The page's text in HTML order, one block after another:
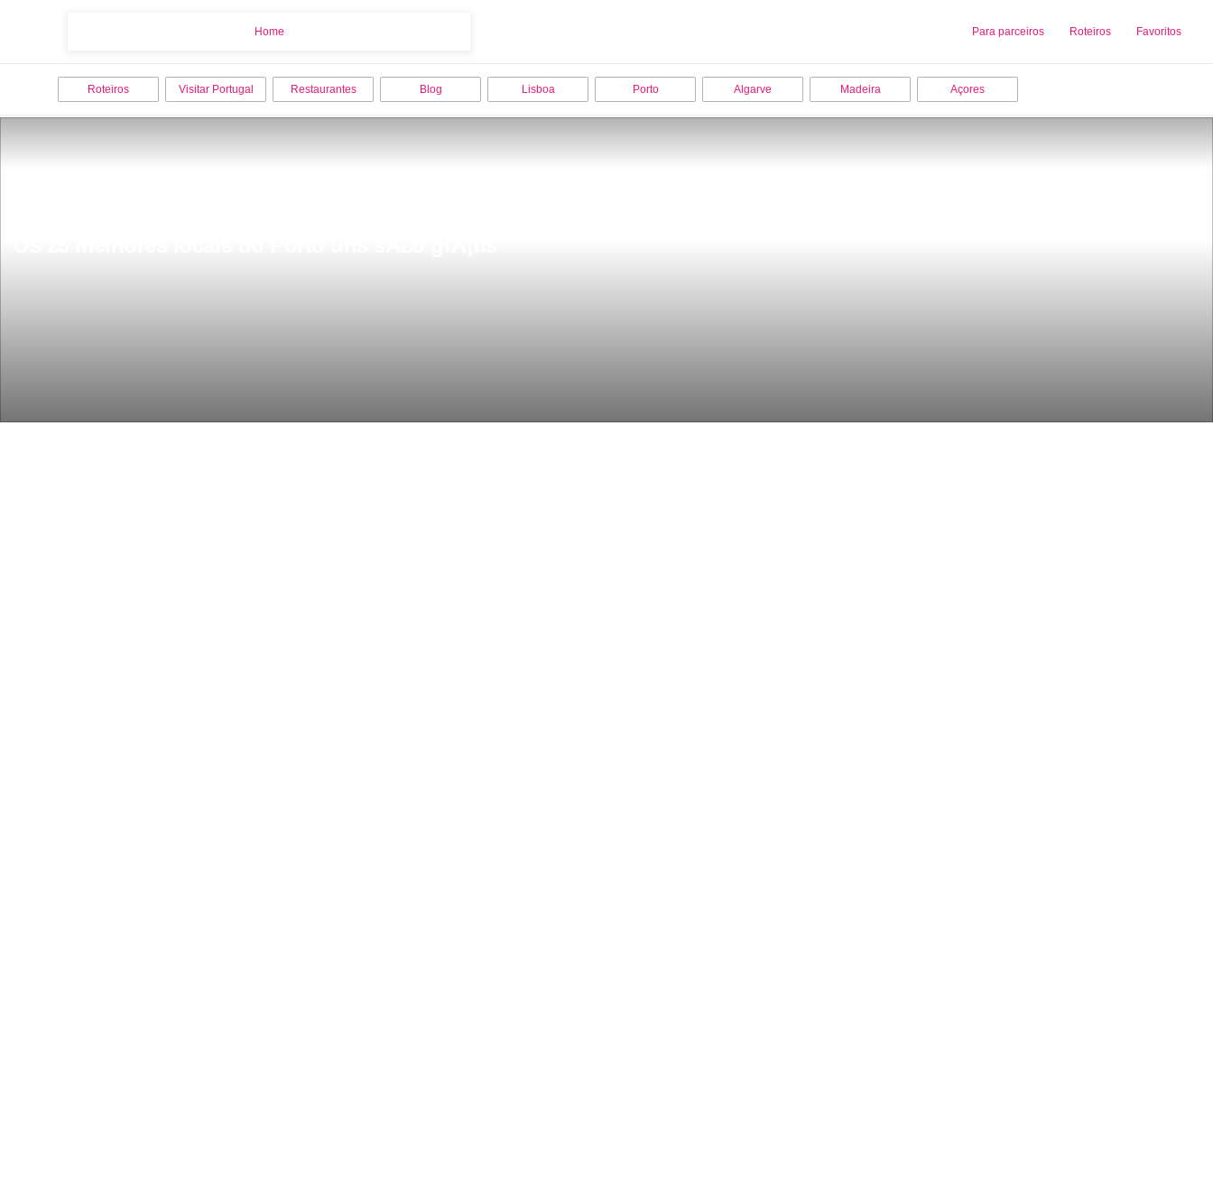
Home Para parceiros Roteiros Favoritos
Sobre nós Adicionar uma Empresa
Roteiros Visitar Portugal Restaurantes Blog Lisboa Porto Algarve Madeira Açores